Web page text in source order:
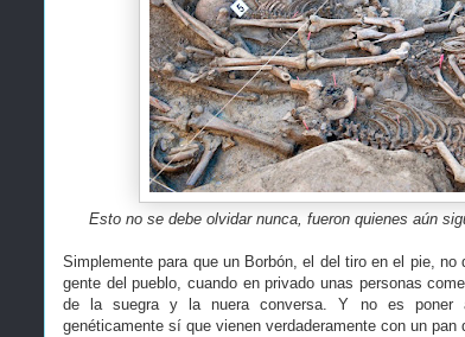
Esto no se debe olvidar nunca, fueron quienes aún
Simplemente para que un Borbón, el del tiro en el pie,
gente del pueblo, cuando en privado unas personas
de la suegra y la nuera conversa. Y no es poner
genéticamente sí que vienen verdaderamente con un